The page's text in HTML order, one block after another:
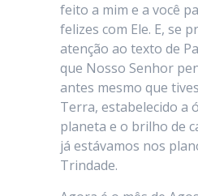
feito a mim e a você
felizes com Ele. E, se
atenção ao texto de
que Nosso Senhor
antes mesmo que
Terra, estabelecido a
planeta e o brilho de
já estávamos nos
Trindade.